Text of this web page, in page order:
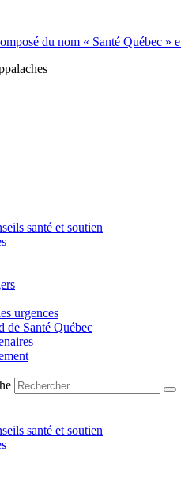
santé et soutien
urgences
de Santé Québec
santé et soutien